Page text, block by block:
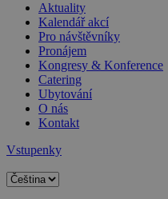
Aktuality
Kalendář akcí
Pro návštěvníky
Pronájem
Kongresy & Konference
Catering
Ubytování
O nás
Kontakt
Vstupenky